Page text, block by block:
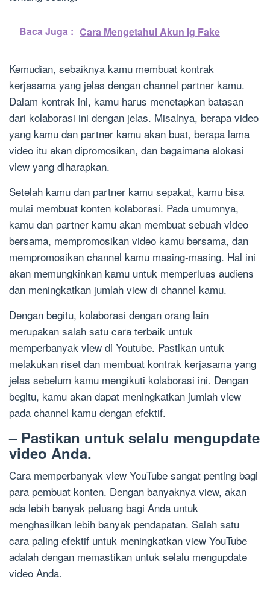
Baca Juga : Cara Mengetahui Akun Ig Fake
Kemudian, sebaiknya kamu membuat kontrak
kerjasama yang jelas dengan channel partner kamu.
Dalam kontrak ini, kamu harus menetapkan batasan
dari kolaborasi ini dengan jelas. Misalnya, berapa video
yang kamu dan partner kamu akan buat, berapa lama
video itu akan dipromosikan, dan bagaimana alokasi
view yang diharapkan.
Setelah kamu dan partner kamu sepakat, kamu bisa
mulai membuat konten kolaborasi. Pada umumnya,
kamu dan partner kamu akan membuat sebuah video
bersama, mempromosikan video kamu bersama, dan
mempromosikan channel kamu masing-masing. Hal ini
akan memungkinkan kamu untuk memperluas audiens
dan meningkatkan jumlah view di channel kamu.
Dengan begitu, kolaborasi dengan orang lain
merupakan salah satu cara terbaik untuk
memperbanyak view di Youtube. Pastikan untuk
melakukan riset dan membuat kontrak kerjasama yang
jelas sebelum kamu mengikuti kolaborasi ini. Dengan
begitu, kamu akan dapat meningkatkan jumlah view
pada channel kamu dengan efektif.
– Pastikan untuk selalu mengupdate
video Anda.
Cara memperbanyak view YouTube sangat penting bagi
para pembuat konten. Dengan banyaknya view, akan
ada lebih banyak peluang bagi Anda untuk
menghasilkan lebih banyak pendapatan. Salah satu
cara paling efektif untuk meningkatkan view YouTube
adalah dengan memastikan untuk selalu mengupdate
video Anda.